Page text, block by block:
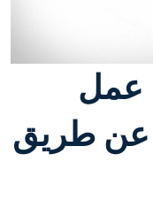
عمل
عن طريق